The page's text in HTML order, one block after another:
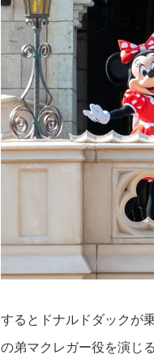
するとドナルドダックが
の弟マクレガー役を演じ